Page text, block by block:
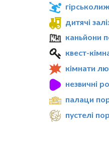
дитячі
каньйони
квест-
кімнати
незвичні
палаци
пустелі